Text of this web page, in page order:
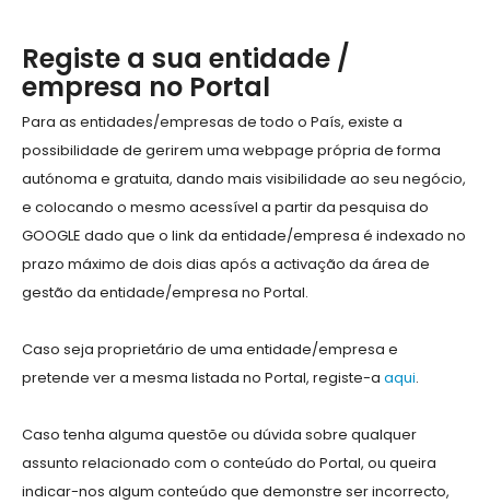
Registe a sua entidade /
empresa no Portal
Para as entidades/empresas de todo o País, existe a
possibilidade de gerirem uma webpage própria de forma
autónoma e gratuita, dando mais visibilidade ao seu negócio,
e colocando o mesmo acessível a partir da pesquisa do
GOOGLE dado que o link da entidade/empresa é indexado no
prazo máximo de dois dias após a activação da área de
gestão da entidade/empresa no Portal.
Caso seja proprietário de uma entidade/empresa e
pretende ver a mesma listada no Portal, registe-a aqui.
Caso tenha alguma questõe ou dúvida sobre qualquer
assunto relacionado com o conteúdo do Portal, ou queira
indicar-nos algum conteúdo que demonstre ser incorrecto,